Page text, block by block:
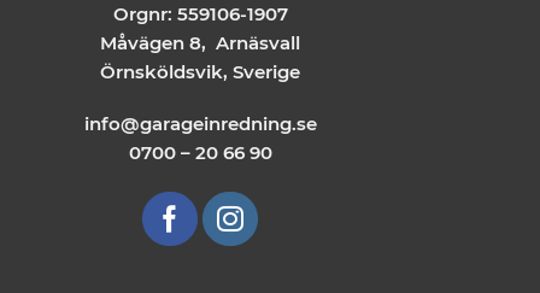
Orgnr: 559106-1907
Måvägen 8, Arnäsvall
Örnsköldsvik, Sverige
info@garageinredning.se
0700 – 20 66 90